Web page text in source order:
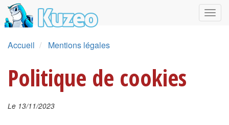
Accueil Mentions légales
Politique de cookies
Le 13/11/2023